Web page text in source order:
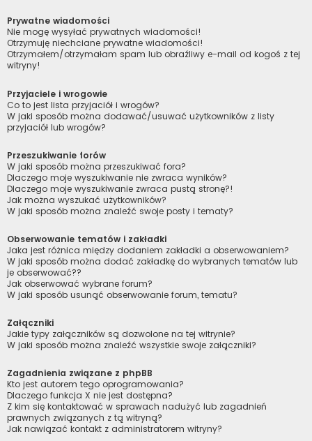
Prywatne wiadomości
Nie mogę wysyłać prywatnych wiadomości!
Otrzymuję niechciane prywatne wiadomości!
Otrzymałem/otrzymałam spam lub obraźliwy e-mail od kogoś z tej
witryny!
Przyjaciele i wrogowie
Co to jest lista przyjaciół i wrogów?
W jaki sposób można dodawać/usuwać użytkowników z listy
przyjaciół lub wrogów?
Przeszukiwanie forów
W jaki sposób można przeszukiwać fora?
Dlaczego moje wyszukiwanie nie zwraca wyników?
Dlaczego moje wyszukiwanie zwraca pustą stronę?!
Jak można wyszukać użytkowników?
W jaki sposób można znaleźć swoje posty i tematy?
Obserwowanie tematów i zakładki
Jaka jest różnica między dodaniem zakładki a obserwowaniem?
W jaki sposób można dodać zakładkę do wybranych tematów lub
je obserwować??
Jak obserwować wybrane forum?
W jaki sposób usunąć obserwowanie forum, tematu?
Załączniki
Jakie typy załączników są dozwolone na tej witrynie?
W jaki sposób można znaleźć wszystkie swoje załączniki?
Zagadnienia związane z phpBB
Kto jest autorem tego oprogramowania?
Dlaczego funkcja X nie jest dostępna?
Z kim się kontaktować w sprawach nadużyć lub zagadnień
prawnych związanych z tą witryną?
Jak nawiązać kontakt z administratorem witryny?